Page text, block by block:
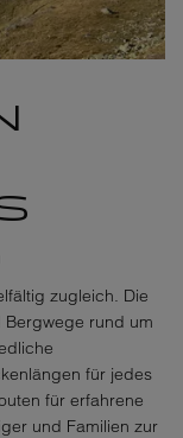
zugleich. Die
Bergwege rund um
für jedes
für erfahrene
und Familien zur